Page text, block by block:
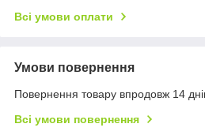
Всі умови оплати
Умови повернення
Повернення товару впродовж 14
Всі умови повернення